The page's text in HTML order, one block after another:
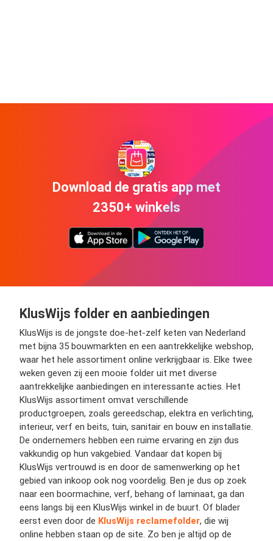
Download de gratis app met
2350+ winkels
KlusWijs folder en aanbiedingen
KlusWijs is de jongste doe-het-zelf keten van Nederland
met bijna 35 bouwmarkten en een aantrekkelijke webshop,
waar het hele assortiment online verkrijgbaar is. Elke twee
weken geven zij een mooie folder uit met diverse
aantrekkelijke aanbiedingen en interessante acties. Het
KlusWijs assortiment omvat verschillende
productgroepen, zoals gereedschap, elektra en verlichting,
interieur, verf en beits, tuin, sanitair en bouw en installatie.
De ondernemers hebben een ruime ervaring en zijn dus
vakkundig op hun vakgebied. Vandaar dat kopen bij
KlusWijs vertrouwd is en door de samenwerking op het
gebied van inkoop ook nog voordelig. Ben je dus op zoek
naar een boormachine, verf, behang of laminaat, ga dan
eens langs bij een KlusWijs winkel in de buurt. Of blader
eerst even door de KlusWijs reclamefolder, die wij
online hebben staan op de site. Zo ben je altijd op de